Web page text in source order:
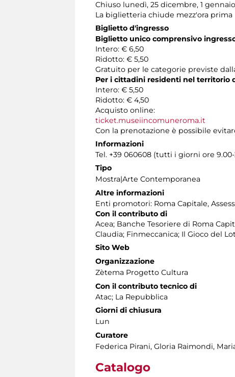
Chiuso lunedì, 25 dicembre, 1 gennaio
La biglietteria chiude mezz'ora prima
Biglietto d'ingresso
Biglietto unico comprensivo
Intero: € 6,50
Ridotto: € 5,50
Gratuito per le categorie previste
Per i cittadini residenti nel territorio
Intero: € 5,50
Ridotto: € 4,50
Acquisto online:
ticket.museiincomuneroma.it
Con la prenotazione è possibile
Informazioni
Tel. +39 060608 (tutti i giorni ore 9.00-
Tipo
Mostra|Arte Contemporanea
Altre informazioni
Enti promotori: Roma Capitale,
Con il contributo di
Acea; Banche Tesoriere di Roma
Claudia; Finmeccanica; Il Gioco del
Sito Web
Organizzazione
Zètema Progetto Cultura
Con il contributo tecnico di
Atac; La Repubblica
Giorni di chiusura
Lun
Curatore
Federica Pirani, Gloria Raimondi,
Catalogo